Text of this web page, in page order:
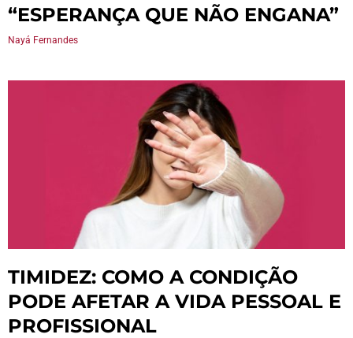
“ESPERANÇA QUE NÃO ENGANA”
Nayá Fernandes
TIMIDEZ: COMO A CONDIÇÃO
PODE AFETAR A VIDA PESSOAL E
PROFISSIONAL